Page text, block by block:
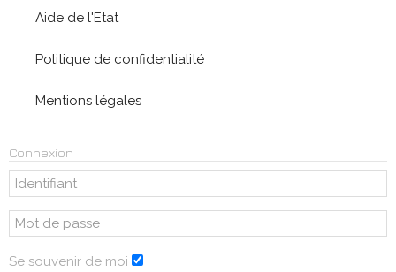
Aide de l'Etat
Politique de confidentialité
Mentions légales
Connexion
Se souvenir de moi